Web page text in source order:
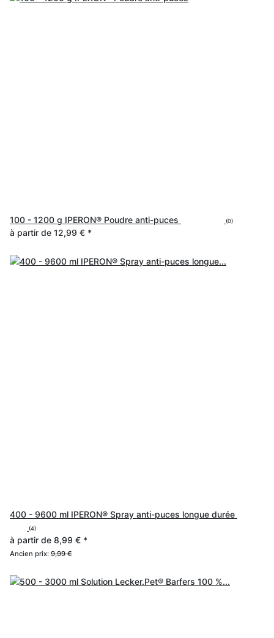
100 - 1200 g IPERON® Poudre anti-puces (0)
à partir de 12,99 € *
400 - 9600 ml IPERON® Spray anti-puces longue durée
(4)
à partir de 8,99 € *
Ancien prix: 9,99 €